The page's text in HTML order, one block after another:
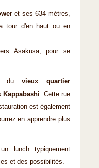
et ses 634 mètres,
tour d'en haut ou en
Asakusa, pour se
du vieux quartier
Kappabashi. Cette rue
est également
en apprendre plus
lunch typiquement
et des possibilités.